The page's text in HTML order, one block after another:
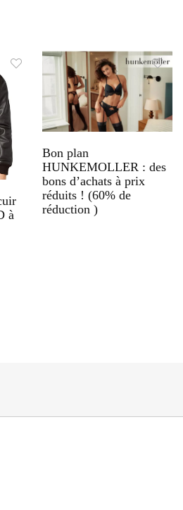
à
Bon plan
HUNKEMOLLER : des
bons d’achats à prix
réduits ! (60% de
réduction )